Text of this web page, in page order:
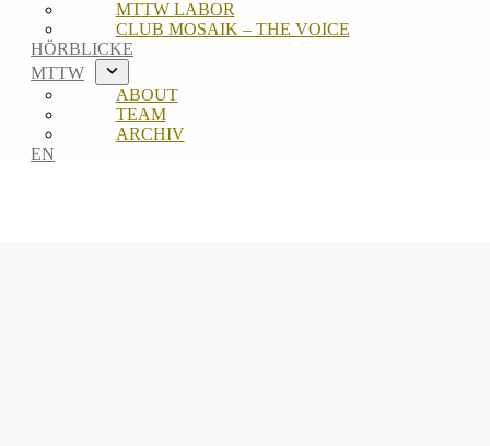
MTTW LABOR
CLUB MOSAIK – THE VOICE
HÖRBLICKE
MTTW
ABOUT
TEAM
ARCHIV
EN